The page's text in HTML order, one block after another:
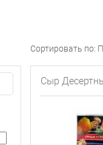
Сортировать по: